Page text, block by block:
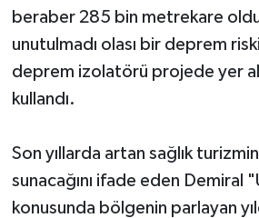
beraber 285 bin metrekare
unutulmadı olası bir deprem
deprem izolatörü projede yer
kullandı.
Son yıllarda artan sağlık
sunacağını ifade eden Demiral
konusunda bölgenin parlayan